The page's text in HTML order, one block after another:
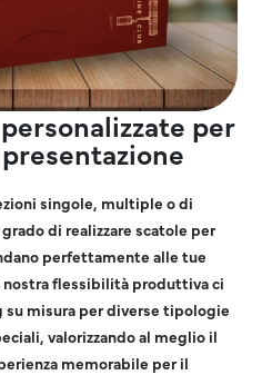
per
singole, multiple o di
di realizzare scatole per
perfettamente alle tue
nostra flessibilità produttiva ci
misura per diverse tipologie
valorizzando al meglio il
memorabile per il